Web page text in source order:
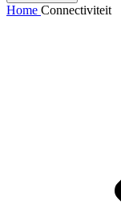
Home Connectiviteit